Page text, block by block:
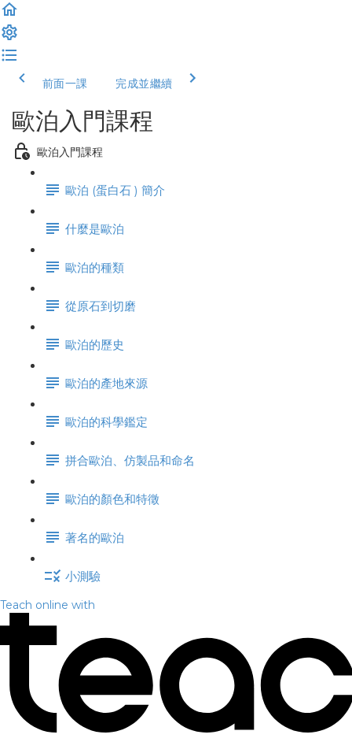
前面一課 完成並繼續
歐泊入門課程
歐泊入門課程
歐泊 (蛋白石 ) 簡介
什麼是歐泊
歐泊的種類
從原石到切磨
歐泊的歷史
歐泊的產地來源
歐泊的科學鑑定
拼合歐泊、仿製品和命名
歐泊的顏色和特徵
著名的歐泊
小測驗
Teach online with